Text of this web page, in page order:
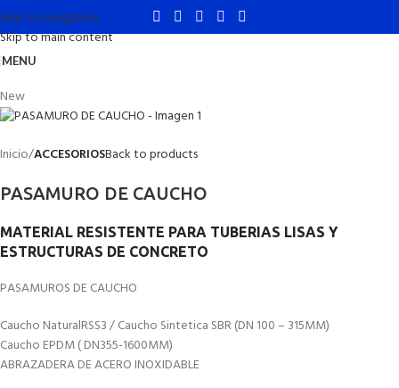
Skip to navigation
Skip to main content
MENU
New
Inicio ACCESORIOSBack to products
PASAMURO DE CAUCHO
MATERIAL RESISTENTE PARA TUBERIAS LISAS Y
ESTRUCTURAS DE CONCRETO
PASAMUROS DE CAUCHO
Caucho NaturalRSS3 / Caucho Sintetica SBR (DN 100 – 315MM)
Caucho EPDM ( DN355-1600MM)
ABRAZADERA DE ACERO INOXIDABLE